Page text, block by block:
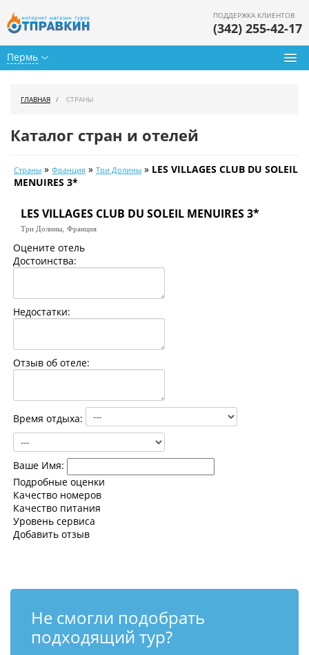
Пермь
ПОДДЕРЖКА КЛИЕНТОВ
(342) 255-42-17
Календарь туров
Страны
Как купить
Контакты
ГЛАВНАЯ СТРАНЫ
Каталог стран и отелей
Страны » Франция » Три Долины » LES VILLAGES CLUB DU SOLEIL
MENUIRES 3*
LES VILLAGES CLUB DU SOLEIL MENUIRES 3*
Три Долины, Франция
Оцените отель
Достоинства:
Недостатки:
Отзыв об отеле:
Время отдыха:
Ваше Имя:
Подробные оценки
Качество номеров
Качество питания
Уровень сервиса
Добавить отзыв
Не смогли подобрать
подходящий тур?